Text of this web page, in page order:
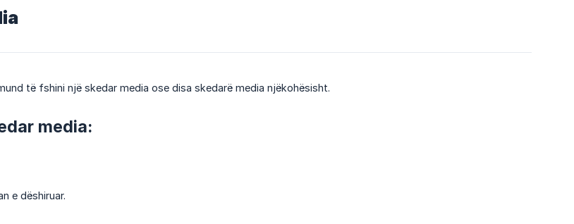
të fshini një skedar media ose disa skedarë media njëkohësisht.
media:
e dëshiruar.